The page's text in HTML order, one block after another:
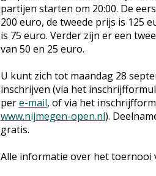
partijen starten om 20:00. De
200 euro, de tweede prijs is 125
is 75 euro. Verder zijn er een
van 50 en 25 euro.
U kunt zich tot maandag 28
inschrijven (via het
pere-mail, of via het
www.nijmegen-open.nl).
gratis.
Alle informatie over het toernooi